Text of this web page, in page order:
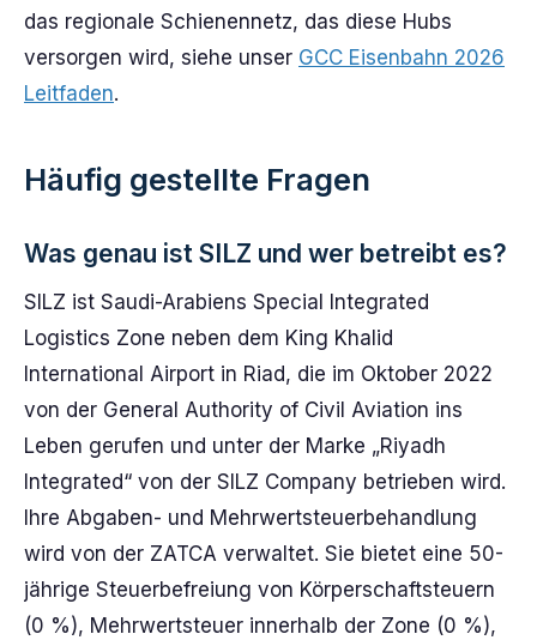
das regionale Schienennetz, das diese Hubs
versorgen wird, siehe unser GCC Eisenbahn 2026
Leitfaden.
Häufig gestellte Fragen
Was genau ist SILZ und wer betreibt es?
SILZ ist Saudi-Arabiens Special Integrated
Logistics Zone neben dem King Khalid
International Airport in Riad, die im Oktober 2022
von der General Authority of Civil Aviation ins
Leben gerufen und unter der Marke „Riyadh
Integrated“ von der SILZ Company betrieben wird.
Ihre Abgaben- und Mehrwertsteuerbehandlung
wird von der ZATCA verwaltet. Sie bietet eine 50-
jährige Steuerbefreiung von Körperschaftsteuern
(0 %), Mehrwertsteuer innerhalb der Zone (0 %),